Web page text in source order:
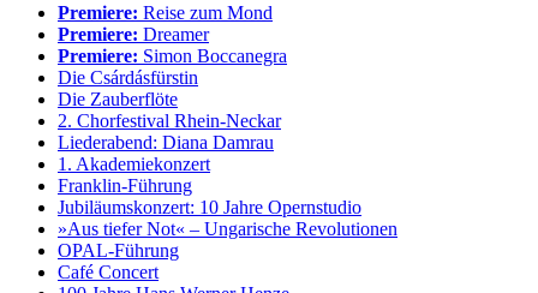
Premiere: Reise zum Mond
Premiere: Dreamer
Premiere: Simon Boccanegra
Die Csárdásfürstin
Die Zauberflöte
2. Chorfestival Rhein-Neckar
Liederabend: Diana Damrau
1. Akademie­konzert
Franklin-Führung
Jubiläumskonzert: 10 Jahre Opernstudio
»Aus tiefer Not« – Ungarische Revolutionen
OPAL-Führung
Café Concert